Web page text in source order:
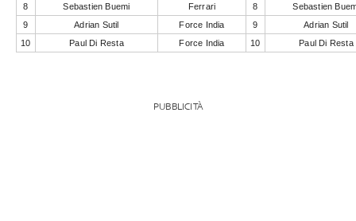
8
Sebastien Buemi Ferrari 8
Sebastien
9
Adrian Sutil Force India 9
Adrian Sutil
10
Paul Di Resta Force India 10 Paul Di Resta
PUBBLICITÀ